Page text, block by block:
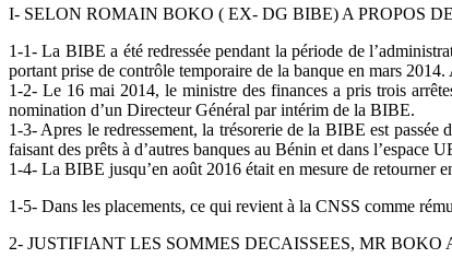
I- SELON ROMAIN BOKO ( EX- DG BIBE) A PROPOS
1-1- La BIBE a été redressée pendant la période de
portant prise de contrôle temporaire de la banque en mars
1-2- Le 16 mai 2014, le ministre des finances a pris trois
nomination d’un Directeur Général par intérim de la BIBE.
1-3- Apres le redressement, la trésorerie de la BIBE est
faisant des prêts à d’autres banques au Bénin et dans l’espace
1-4- La BIBE jusqu’en août 2016 était en mesure de retourner
1-5- Dans les placements, ce qui revient à la CNSS comme
2- JUSTIFIANT LES SOMMES DECAISSEES, MR BOKO